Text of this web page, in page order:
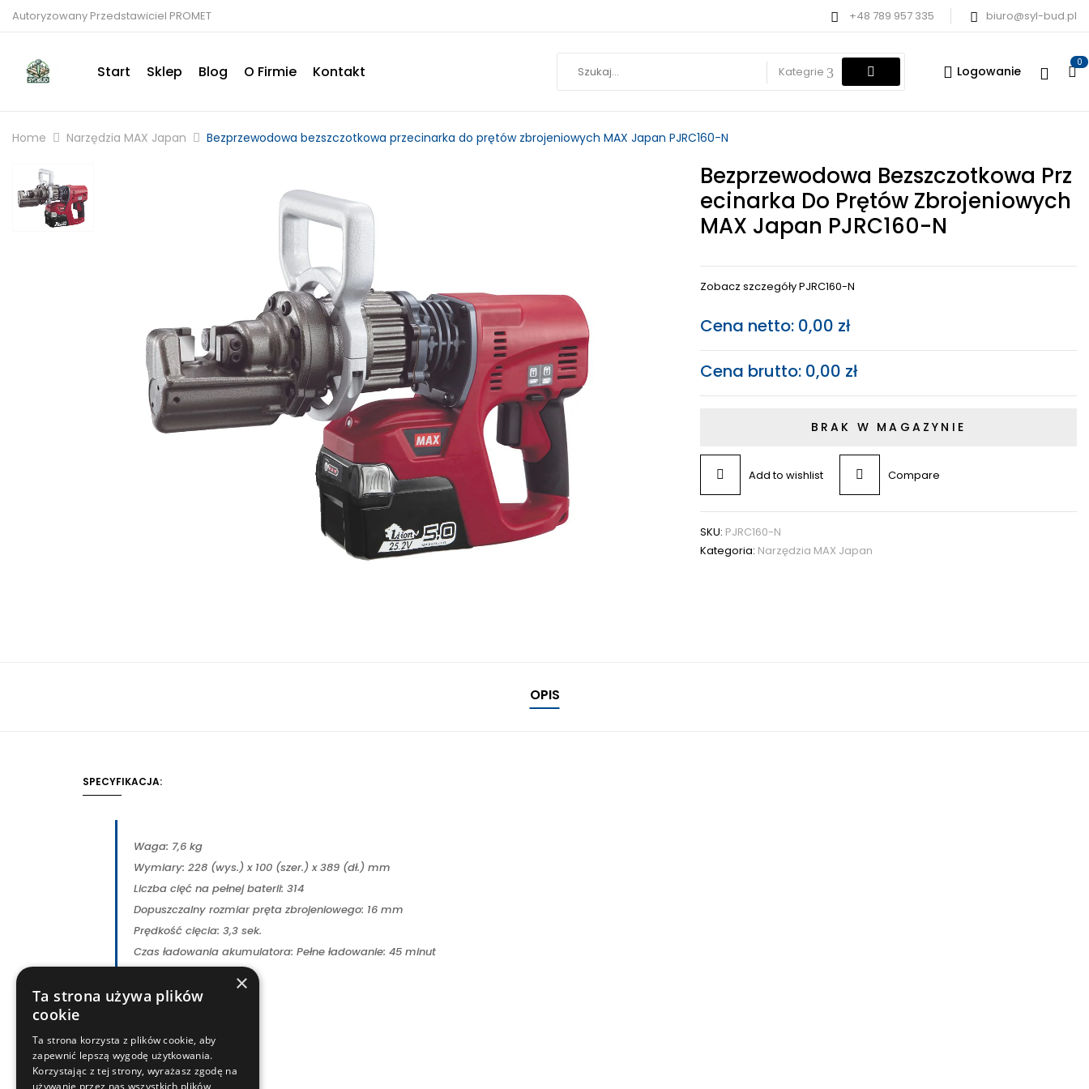
Autoryzowany Przedstawiciel PROMET +48 789 957 335 biuro@syl-bud.pl
Start Sklep Blog O Firmie Kontakt Kategrie Logowanie
0
Home Narzędzia MAX Japan Bezprzewodowa bezszczotkowa przecinarka do prętów zbrojeniowych MAX Japan PJRC160-N
Bezprzewodowa Bezszczotkowa Prz
Ecinarka Do Prętów Zbrojeniowych
MAX Japan PJRC160-N
Zobacz szczegóły PJRC160-N
Cena netto: 0,00 zł
Cena brutto: 0,00 zł
BRAK W MAGAZYNIE
Add to wishlist Compare
SKU: PJRC160-N
Kategoria: Narzędzia MAX Japan
OPIS
SPECYFIKACJA:
Waga: 7,6 kg
Wymiary: 228 (wys.) x 100 (szer.) x 389 (dł.) mm
Liczba cięć na pełnej baterii: 314
Dopuszczalny rozmiar pręta zbrojeniowego: 16 mm
Prędkość cięcia: 3,3 sek.
Czas ładowania akumulatora: Pełne ładowanie: 45 minut
×
Ta strona używa plików
cookie
Ta strona korzysta z plików cookie, aby
zapewnić lepszą wygodę użytkowania.
Korzystając z tej strony, wyrażasz zgodę na
używanie przez nas wszystkich plików